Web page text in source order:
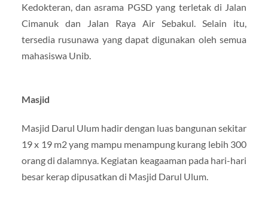
Kedokteran, dan asrama PGSD yang terletak di Jalan
Cimanuk dan Jalan Raya Air Sebakul. Selain itu,
tersedia rusunawa yang dapat digunakan oleh semua
mahasiswa Unib.
Masjid
Masjid Darul Ulum hadir dengan luas bangunan sekitar
19 x 19 m2 yang mampu menampung kurang lebih 300
orang di dalamnya. Kegiatan keagaaman pada hari-hari
besar kerap dipusatkan di Masjid Darul Ulum.